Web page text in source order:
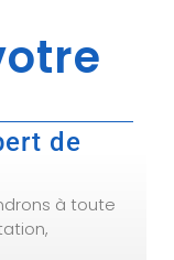
de
à toute